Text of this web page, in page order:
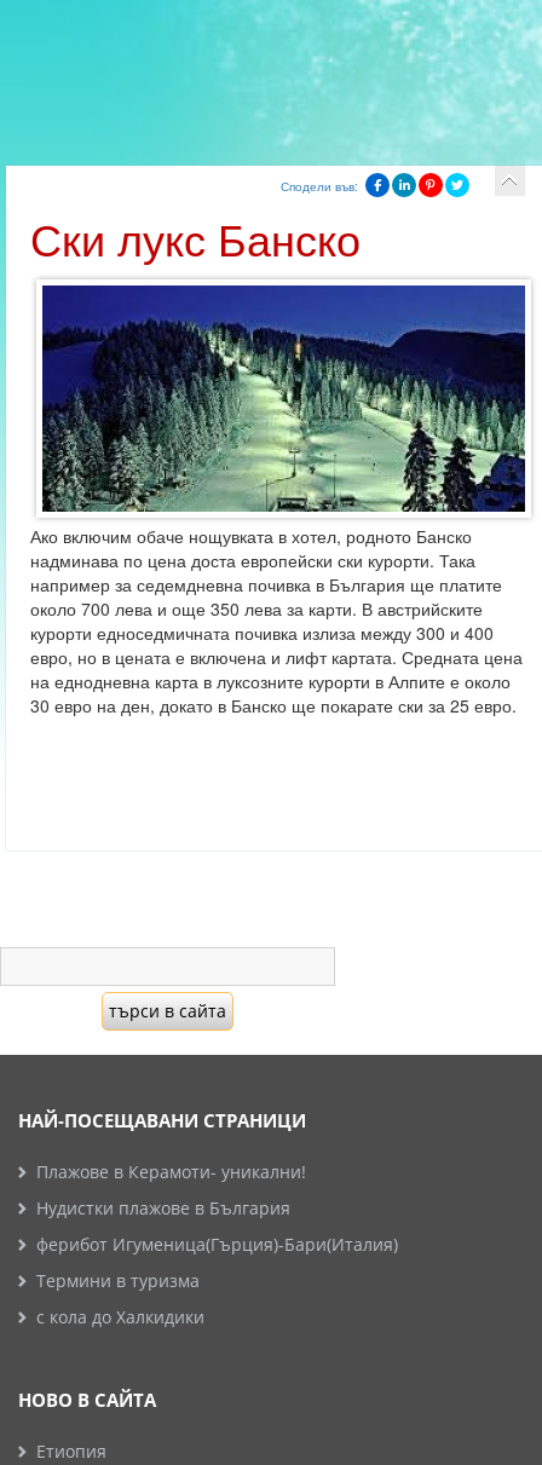
Сподели във:
Ски лукс Банско
Ако включим обаче нощувката в хотел, родното Банско
надминава по цена доста европейски ски курорти. Така
например за седемдневна почивка в България ще платите
около 700 лева и още 350 лева за карти. В австрийските
курорти едноседмичната почивка излиза между 300 и 400
евро, но в цената е включена и лифт картата. Средната цена
на еднодневна карта в луксозните курорти в Алпите е около
30 евро на ден, докато в Банско ще покарате ски за 25 евро.
НАЙ-ПОСЕЩАВАНИ СТРАНИЦИ
Плажове в Керамоти- уникални!
Нудистки плажове в България
ферибот Игуменица(Гърция)-Бари(Италия)
Термини в туризма
с кола до Халкидики
НОВО В САЙТА
Етиопия